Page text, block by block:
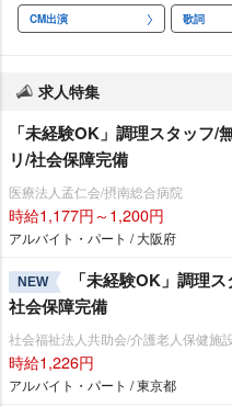
CM出演 歌詞
求人特集
「未経験OK」調理スタッフ
リ/社会保障完備
医療法人孟仁会/摂南総合病院
時給1,177円～1,200円
アルバイト・パート / 大阪府
NEW
「未経験OK」調理
社会保障完備
社会福祉法人共助会/介護老人保健施
時給1,226円
アルバイト・パート / 東京都